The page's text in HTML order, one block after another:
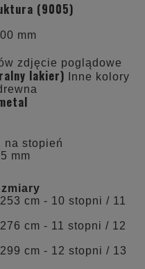
(9005)
mm
zdjęcie poglądowe
lakier)
Inne kolory
na stopień
mm
cm - 10 stopni / 11
cm - 11 stopni / 12
cm - 12 stopni / 13